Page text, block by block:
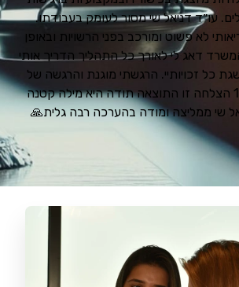
עו״ד דניאל שי מסור לעומק בעבודתו.
לא פשוט ומורכב בפני הרשויות ובאופן
דאג לי לאורך כל התהליך הדריך אותי
כל זכויותיי. הרגשתי מוגנת והרגשה של
ביטחון מבורך. 100% הצלחה זו התוצאה תודה היא מילה קטנה
שי ממליצה ומודה בהערכה רבה גלית🙏